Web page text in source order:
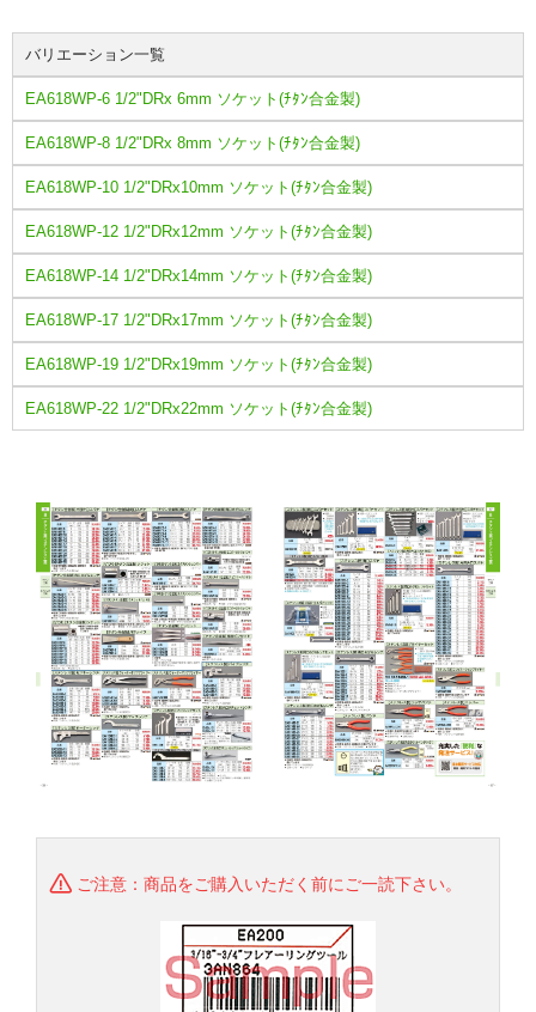
バリエーション一覧
EA618WP-6 1/2"DRx 6mm ソケット(ﾁﾀﾝ合金製)
EA618WP-8 1/2"DRx 8mm ソケット(ﾁﾀﾝ合金製)
EA618WP-10 1/2"DRx10mm ソケット(ﾁﾀﾝ合金製)
EA618WP-12 1/2"DRx12mm ソケット(ﾁﾀﾝ合金製)
EA618WP-14 1/2"DRx14mm ソケット(ﾁﾀﾝ合金製)
EA618WP-17 1/2"DRx17mm ソケット(ﾁﾀﾝ合金製)
EA618WP-19 1/2"DRx19mm ソケット(ﾁﾀﾝ合金製)
EA618WP-22 1/2"DRx22mm ソケット(ﾁﾀﾝ合金製)
ご注意：商品をご購入いただく前にご一読下さい。